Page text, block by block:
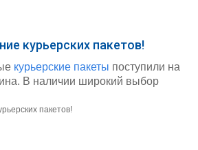
курьерских пакетов!
курьерские пакеты поступили на
В наличии широкий выбор